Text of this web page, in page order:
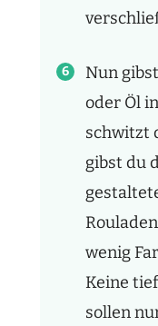
Nun
oder Öl
schwitzt
gibst du
wenig
Keine
sollen